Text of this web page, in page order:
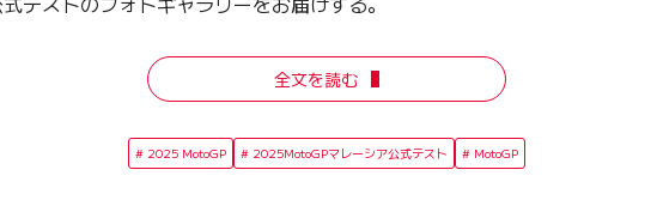
全文を読む
2025 MotoGP 2025MotoGPマレーシア公式テスト MotoGP